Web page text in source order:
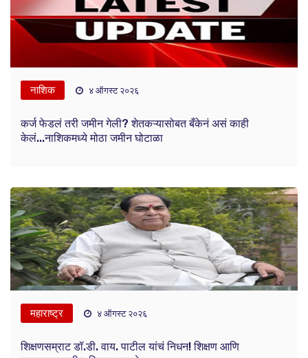
नाशिक ४ ऑगस्ट २०२६
कर्ज फेडलं तरी जमीन गेली? शेतकऱ्यासोबत बँकेनं असं काही
केलं...नाशिकमध्ये मोठा जमीन घोटाळा
महाराष्ट्र ४ ऑगस्ट २०२६
शिक्षणसम्राट डॉ.डी. वाय. पाटील यांचं निधन! शिक्षण आणि